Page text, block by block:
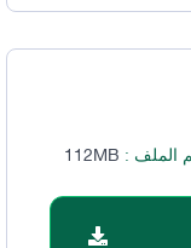
الملف : 112MB